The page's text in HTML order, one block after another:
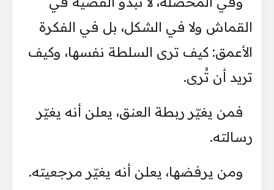
القماش ولا في الشكل، بل في الفكرة
الأعمق: كيف ترى السلطة نفسها، وكيف
تريد أن تُرى.
فمن يغيّر ربطة العنق، يعلن أنه يغيّر
رسالته.
ومن يرفضها، يعلن أنه يغيّر مرجعيته.